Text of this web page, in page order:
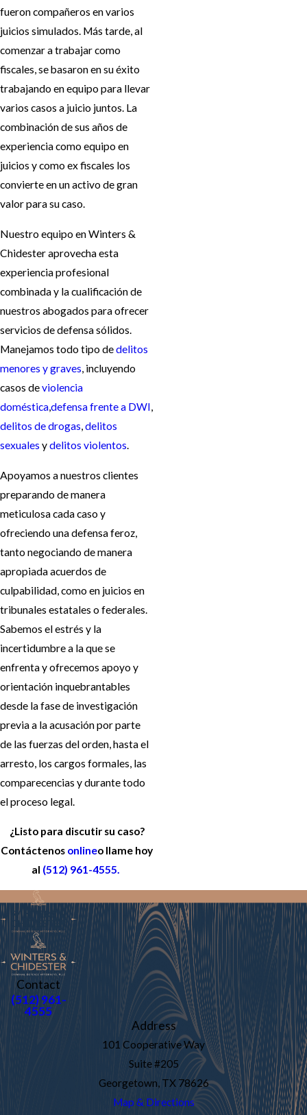
fueron compañeros en varios
juicios simulados. Más tarde, al
comenzar a trabajar como
fiscales, se basaron en su éxito
trabajando en equipo para llevar
varios casos a juicio juntos. La
combinación de sus años de
experiencia como equipo en
juicios y como ex fiscales los
convierte en un activo de gran
valor para su caso.
Nuestro equipo en Winters &
Chidester aprovecha esta
experiencia profesional
combinada y la cualificación de
nuestros abogados para ofrecer
servicios de defensa sólidos.
Manejamos todo tipo dedelitos
menores y graves, incluyendo
casos deviolencia
doméstica,defensa frente a DWI,
delitos de drogas,delitos
sexuales ydelitos violentos.
Apoyamos a nuestros clientes
preparando de manera
meticulosa cada caso y
ofreciendo una defensa feroz,
tanto negociando de manera
apropiada acuerdos de
culpabilidad, como en juicios en
tribunales estatales o federales.
Sabemos el estrés y la
incertidumbre a la que se
enfrenta y ofrecemos apoyo y
orientación inquebrantables
desde la fase de investigación
previa a la acusación por parte
de las fuerzas del orden, hasta el
arresto, los cargos formales, las
comparecencias y durante todo
el proceso legal.
¿Listo para discutir su caso?
Contáctenos onlineo llame hoy
al (512) 961-4555.
Contact
(512) 961-
4555
Address
101 Cooperative Way
Suite #205
Georgetown, TX 78626
Map & Directions